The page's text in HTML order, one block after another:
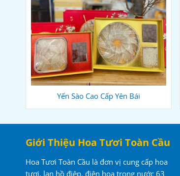
Yến Sào Cao Cấp Yên Bái
Giới Thiệu Hoa Tươi Toàn Cầu
Hoa Tươi Toàn Cầu là đơn vị cung cấp hoa
tươi, lan hồ điệp, điện hoa trong nước 63